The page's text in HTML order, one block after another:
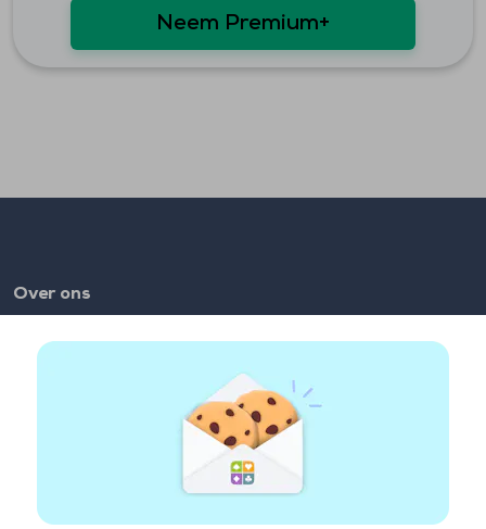
Neem Premium+
Over ons
Vacatures